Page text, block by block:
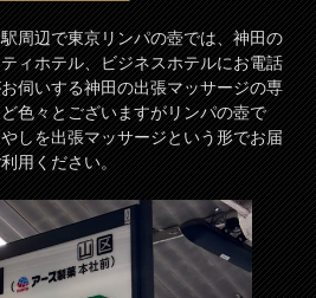
周辺で東京リンパの壺では、神田の
ィホテル、ビジネスホテルにお電話
伺いする神田の出張マッサージの専
色々とございますがリンパの壺で
しを出張マッサージという形でお届
用ください。